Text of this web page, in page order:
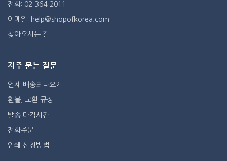
전화: 02-364-2011
이메일: help@shopofkorea.com
찾아오시는 길
자주 묻는 질문
언제 배송되나요?
환불, 교환 규정
발송 마감시간
전화주문
인쇄 신청방법